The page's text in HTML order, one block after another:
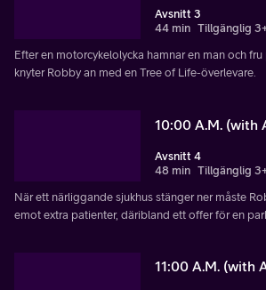
Avsnitt 3
44 min Tillgänglig
Efter en motorcykelolycka hamnar en man och fru
knyter Robby an med en Tree of Life-överlevare.
10:00 A.M. (with
Avsnitt 4
48 min Tillgänglig
När ett närliggande sjukhus stänger ner måste
emot extra patienter, däribland ett offer för en
11:00 A.M. (with